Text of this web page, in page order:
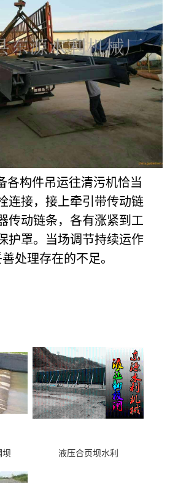
各构件吊运往清污机恰当
连接，接上牵引带传动链
传动链条，各有涨紧到工
护罩。当场调节持续运作
处理存在的不足。
坝 液压合页坝水利